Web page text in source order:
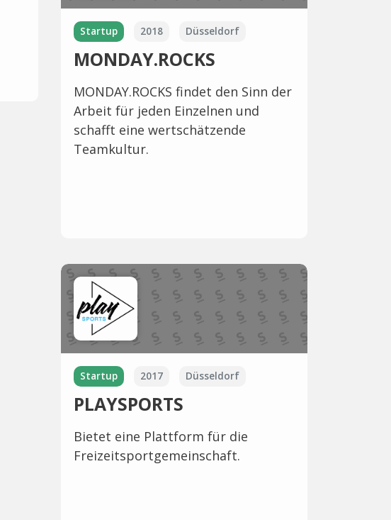
Startup 2018 Düsseldorf
MONDAY.ROCKS
MONDAY.ROCKS findet den Sinn der
Arbeit für jeden Einzelnen und
schafft eine wertschätzende
Teamkultur.
Startup 2017 Düsseldorf
PLAYSPORTS
Bietet eine Plattform für die
Freizeitsportgemeinschaft.